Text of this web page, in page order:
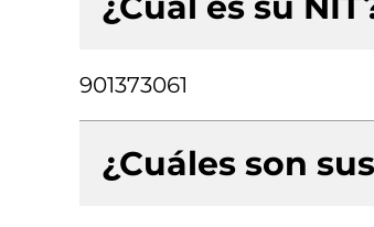
901373061
¿Cuáles son